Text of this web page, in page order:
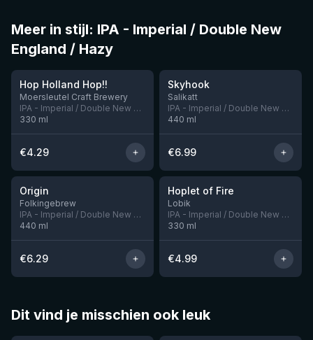
Meer in stijl: IPA - Imperial / Double New
England / Hazy
Hop Holland Hop!!
Moersleutel Craft Brewery
IPA - Imperial / Double New England / Hazy
330 ml
€4.29
Skyhook
Salikatt
IPA - Imperial / Double New England / Hazy
440 ml
€6.99
★ 3.94
Origin
Folkingebrew
IPA - Imperial / Double New England / Hazy
440 ml
€6.29
★ 3.69
Hoplet of Fire
Lobik
IPA - Imperial / Double New England / Hazy
330 ml
€4.99
Dit vind je misschien ook leuk
★4.46 ★4.3